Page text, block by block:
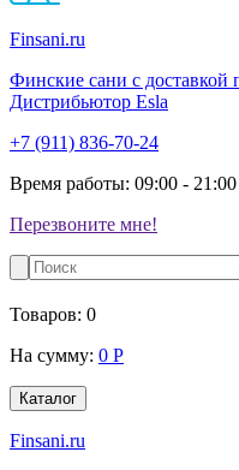
Finsani.ru
Финские сани с доставкой
Дистрибьютор Esla
+7 (911) 836-70-24
Время работы: 09:00 - 21:00
Перезвоните мне!
Товаров: 0
На сумму: 0 Р
Каталог
Finsani.ru